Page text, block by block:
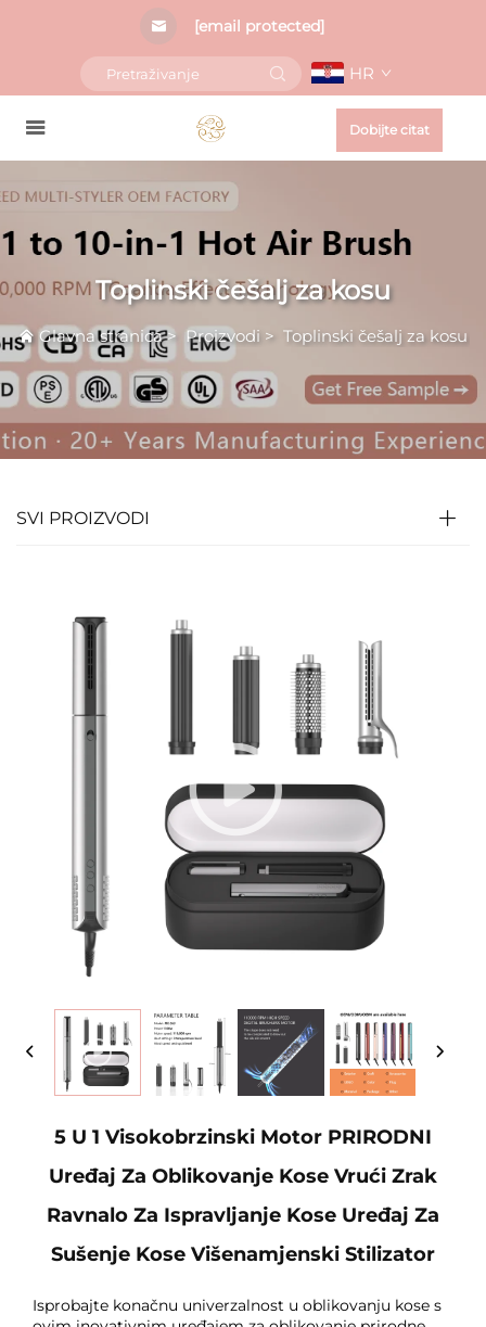
[email protected]
HR
Dobijte citat
Toplinski češalj za kosu
Glavna stranica> Proizvodi > Toplinski češalj za kosu
SVI PROIZVODI
5 U 1 Visokobrzinski Motor PRIRODNI
Uređaj Za Oblikovanje Kose Vrući Zrak
Ravnalo Za Ispravljanje Kose Uređaj Za
Sušenje Kose Višenamjenski Stilizator
Isprobajte konačnu univerzalnost u oblikovanju kose s